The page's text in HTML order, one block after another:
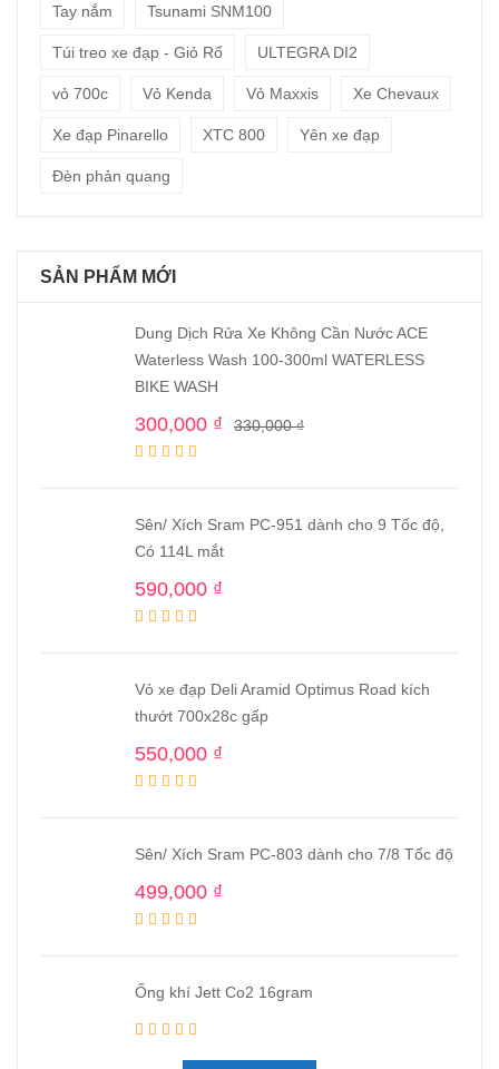
Tay nắm Tsunami SNM100
Túi treo xe đạp - Giỏ Rổ ULTEGRA DI2
vỏ 700c Vỏ Kenda Vỏ Maxxis Xe Chevaux
Xe đạp Pinarello XTC 800 Yên xe đạp
Đèn phản quang
SẢN PHẨM MỚI
Dung Dịch Rửa Xe Không Cần Nước ACE
Waterless Wash 100-300ml WATERLESS
BIKE WASH
330,000₫
300,000 ₫
Sên/ Xích Sram PC-951 dành cho 9 Tốc độ,
Có 114L mắt
590,000 ₫
Vỏ xe đạp Deli Aramid Optimus Road kích
thướt 700x28c gấp
550,000 ₫
Sên/ Xích Sram PC-803 dành cho 7/8 Tốc độ
499,000 ₫
Ống khí Jett Co2 16gram